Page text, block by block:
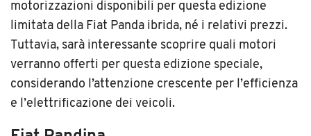
motorizzazioni disponibili per questa edizione
limitata della Fiat Panda ibrida, né i relativi prezzi.
Tuttavia, sarà interessante scoprire quali motori
verranno offerti per questa edizione speciale,
considerando l’attenzione crescente per l’efficienza
e l’elettrificazione dei veicoli.